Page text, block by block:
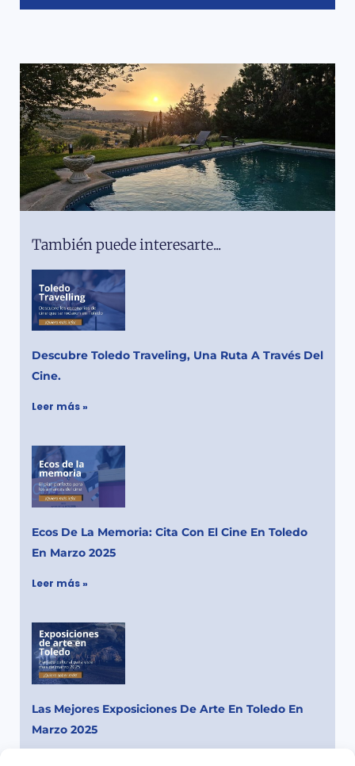
También puede interesarte...
Descubre Toledo Traveling, Una Ruta A Través Del
Cine.
Leer más »
Ecos De La Memoria: Cita Con El Cine En Toledo
En Marzo 2025
Leer más »
Las Mejores Exposiciones De Arte En Toledo En
Marzo 2025